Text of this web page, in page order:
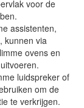
voor de
assistenten,
kunnen via
ovens en
luidspreker of
om de
te verkrijgen.